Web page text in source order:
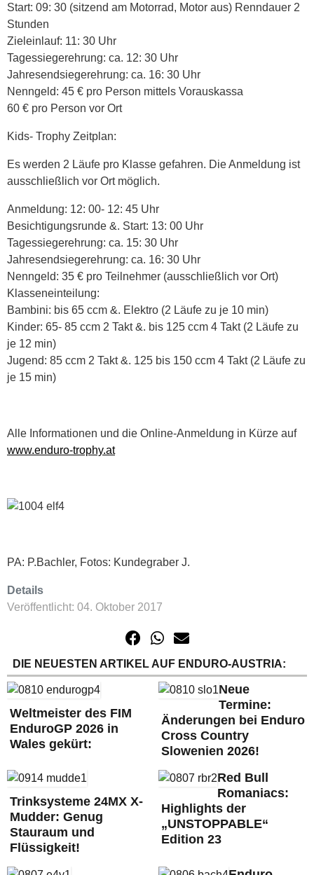
Start: 09: 30 (sitzend am Motorrad, Motor aus) Renndauer 2
Stunden
Zieleinlauf: 11: 30 Uhr
Tagessiegerehrung: ca. 12: 30 Uhr
Jahresendsiegerehrung: ca. 16: 30 Uhr
Nenngeld: 45 € pro Person mittels Vorauskassa
60 € pro Person vor Ort
Kids- Trophy Zeitplan:
Es werden 2 Läufe pro Klasse gefahren. Die Anmeldung ist
ausschließlich vor Ort möglich.
Anmeldung: 12: 00- 12: 45 Uhr
Besichtigungsrunde &. Start: 13: 00 Uhr
Tagessiegerehrung: ca. 15: 30 Uhr
Jahresendsiegerehrung: ca. 16: 30 Uhr
Nenngeld: 35 € pro Teilnehmer (ausschließlich vor Ort)
Klasseneinteilung:
Bambini: bis 65 ccm &. Elektro (2 Läufe zu je 10 min)
Kinder: 65- 85 ccm 2 Takt &. bis 125 ccm 4 Takt (2 Läufe zu
je 12 min)
Jugend: 85 ccm 2 Takt &. 125 bis 150 ccm 4 Takt (2 Läufe zu
je 15 min)
Alle Informationen und die Online-Anmeldung in Kürze auf
www.enduro-trophy.at
PA: P.Bachler, Fotos: Kundegraber J.
Details
Veröffentlicht: 04. Oktober 2017
DIE NEUESTEN ARTIKEL AUF ENDURO-AUSTRIA:
Weltmeister des FIM
EnduroGP 2026 in
Wales gekürt:
Neue
Termine:
Änderungen bei Enduro
Cross Country
Slowenien 2026!
Trinksysteme 24MX X-
Mudder: Genug
Stauraum und
Flüssigkeit!
Red Bull
Romaniacs:
Highlights der
„UNSTOPPABLE“
Edition 23